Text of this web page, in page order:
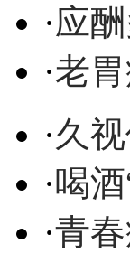
·应
·老
·久
·喝
·青